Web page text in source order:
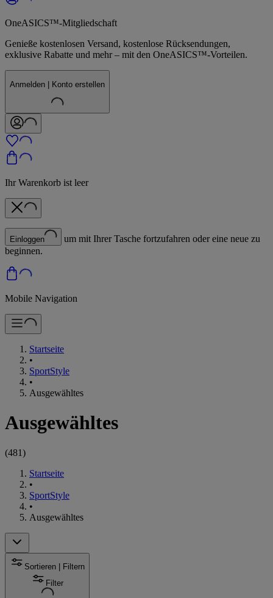
OneASICS™-Mitgliedschaft
Genieße kostenlosen Versand, kostenlose Rücksendungen,
exklusive Rabatte und mehr – mit den OneASICS™-Vorteilen.
Anmelden | Konto erstellen
Ihr Warenkorb ist leer
Einloggen
um mit Ihrer Tasche fortzufahren oder eine neue zu
beginnen.
Mobile Navigation
Startseite
•
SportStyle
•
Ausgewähltes
Ausgewähltes
(481)
Startseite
•
SportStyle
•
Ausgewähltes
Sortieren | Filtern
Filter